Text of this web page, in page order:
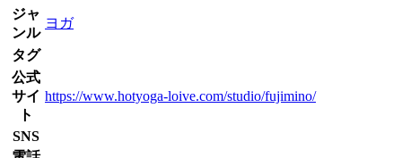
ジャ
ンル
ヨガ
タグ
公式
サイ
ト
https://www.hotyoga-loive.com/studio/fujimino/
SNS